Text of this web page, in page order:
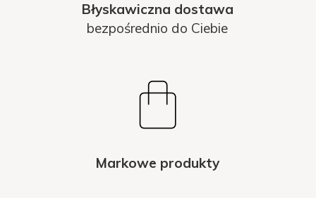
Błyskawiczna dostawa
bezpośrednio do Ciebie
Markowe produkty